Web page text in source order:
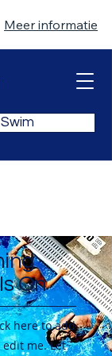
Meer informatie